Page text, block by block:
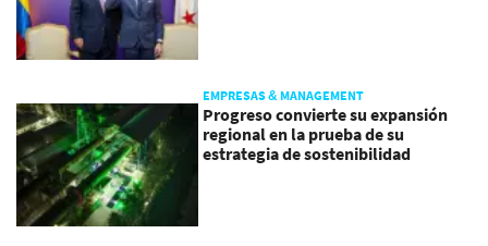
EMPRESAS & MANAGEMENT
Progreso convierte su expansión
regional en la prueba de su
estrategia de sostenibilidad